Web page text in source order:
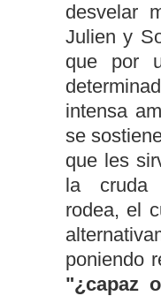
desvelar
Julien y
que por
intensa
se
que les
la cruda
rodea, el
poniendo
"¿capaz